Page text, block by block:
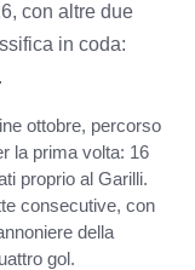
con altre due
in coda:
ottobre, percorso
la prima volta: 16
proprio al Garilli.
consecutive, con
della
gol.